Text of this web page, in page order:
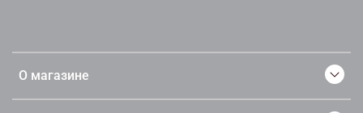
О магазине